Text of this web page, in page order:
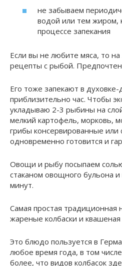
не забываем
водой или тем жиром,
процессе запекания
Если вы не любите мяса, то на
рецепты с рыбой.
Его тоже запекают в духовке-
приблизительно час. Чтобы
укладываю 2-3 рыбины на
мелкий картофель, морковь,
грибы консервированные или
одновременно готовится и
Овощи и рыбу посыпаем
стаканом овощного бульона
минут.
Самая простая традиционная
жареные колбаски и
Это блюдо пользуется в
любое время года, в том
более, что видов колбасок